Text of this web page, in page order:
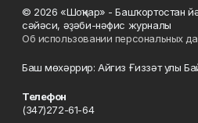
© 2026 «Шоңҡар» - Башҡортостан
сәйәси, әҙәби-нәфис журналы
Об использовании персональных
Баш мөхәррир: Айгиз Ғиззәт улы
Телефон
(347)272-61-64